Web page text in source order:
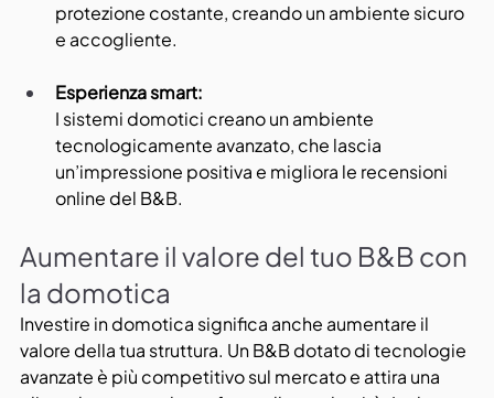
protezione costante, creando un ambiente sicuro
e accogliente.
Esperienza smart:
I sistemi domotici creano un ambiente
tecnologicamente avanzato, che lascia
un’impressione positiva e migliora le recensioni
online del B&B.
Aumentare il valore del tuo B&B con
la domotica
Investire in domotica significa anche aumentare il
valore della tua struttura. Un B&B dotato di tecnologie
avanzate è più competitivo sul mercato e attira una